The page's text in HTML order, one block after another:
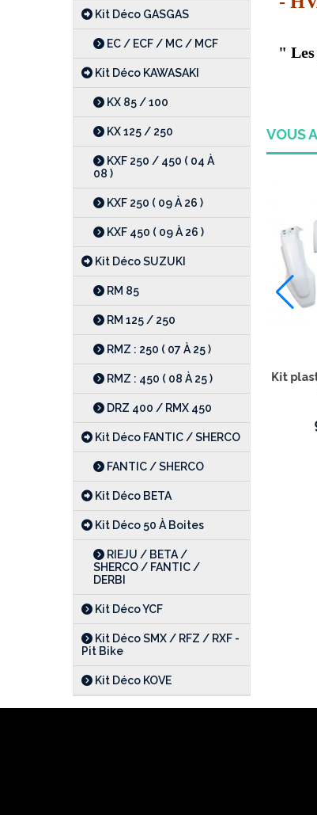
Kit Déco GASGAS
EC / ECF / MC / MCF
Kit Déco KAWASAKI
KX 85 / 100
KX 125 / 250
KXF 250 / 450 ( 04 À
08 )
KXF 250 ( 09 À 26 )
KXF 450 ( 09 À 26 )
Kit Déco SUZUKI
RM 85
RM 125 / 250
RMZ : 250 ( 07 À 25 )
RMZ : 450 ( 08 À 25 )
DRZ 400 / RMX 450
Kit Déco FANTIC / SHERCO
FANTIC / SHERCO
Kit Déco BETA
Kit Déco 50 À Boites
RIEJU / BETA /
SHERCO / FANTIC /
DERBI
Kit Déco YCF
Kit Déco SMX / RFZ / RXF -
Pit Bike
Kit Déco KOVE
"
VOUS
Kit plastique UFO HUSQVARNA FC /TC
125 >450 2019 > 2022
104,90€ 180,00€